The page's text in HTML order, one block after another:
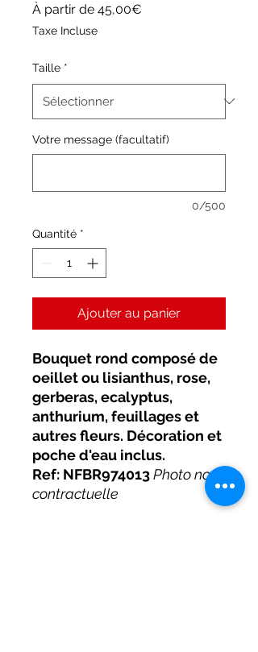
À partir de 45,00€
Taxe Incluse
Taille *
Votre message (facultatif)
0/500
Quantité *
Ajouter au panier
Bouquet rond composé de
oeillet ou lisianthus, rose,
gerberas, ecalyptus,
anthurium, feuillages et
autres fleurs. Décoration et
poche d'eau inclus.
Ref: NFBR974013Photo non
contractuelle